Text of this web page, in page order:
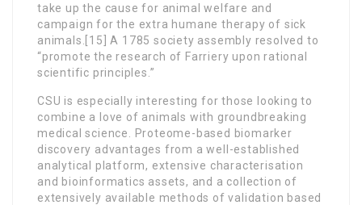
take up the cause for animal welfare and
campaign for the extra humane therapy of sick
animals.[15] A 1785 society assembly resolved to
“promote the research of Farriery upon rational
scientific principles.”
CSU is especially interesting for those looking to
combine a love of animals with groundbreaking
medical science. Proteome-based biomarker
discovery advantages from a well-established
analytical platform, extensive characterisation
and bioinformatics assets, and a collection of
extensively available methods of validation based